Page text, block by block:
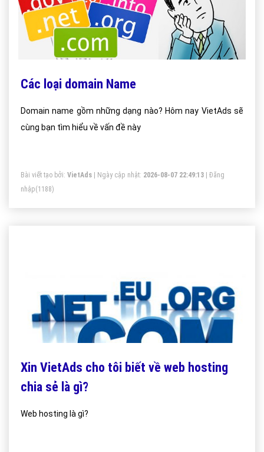
Các loại domain Name
Domain name gồm những dạng nào? Hôm nay VietAds sẽ
cùng bạn tìm hiểu về vấn đề này
Bài viết tạo bởi: VietAds | Ngày cập nhật: 2026-08-07 22:49:13
Đăng
nhập(1188)
Xin VietAds cho tôi biết về web hosting
chia sẻ là gì?
Web hosting là gì?